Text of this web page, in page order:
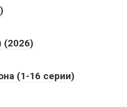
(2026)
(1-16 серии)